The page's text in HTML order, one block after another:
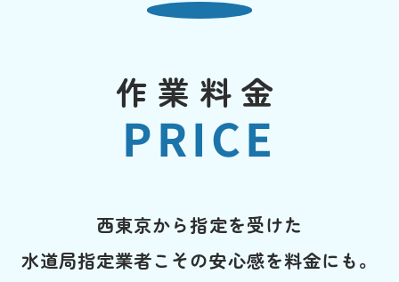
作業料金
PRICE
西東京から指定を受けた
水道局指定業者こその安心感を料金にも。